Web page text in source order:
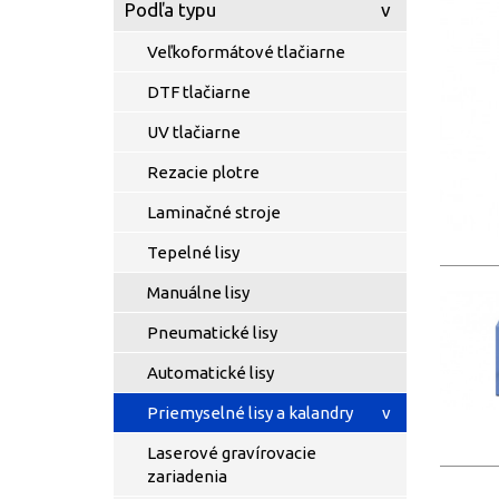
Podľa typu
Veľkoformátové tlačiarne
DTF tlačiarne
UV tlačiarne
Rezacie plotre
Laminačné stroje
Tepelné lisy
Manuálne lisy
Pneumatické lisy
Automatické lisy
Priemyselné lisy a kalandry
Laserové gravírovacie
zariadenia